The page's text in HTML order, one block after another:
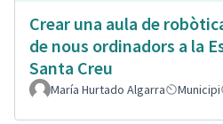
Crear una aula de
de nous ordinadors a la
Santa Creu
María Hurtado Algarra Municipi